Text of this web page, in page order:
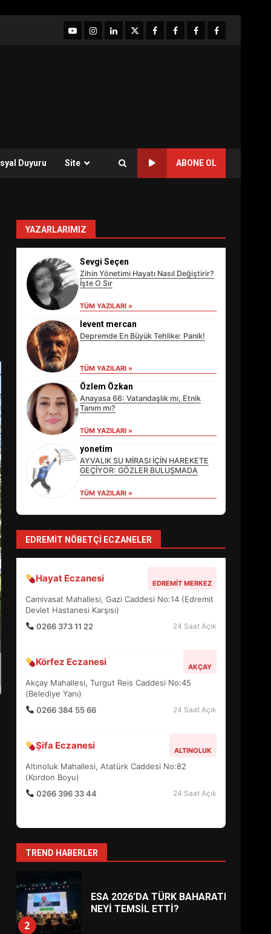
YouTubeInstagram
LinkedIntwitterfacebook-Facebook-
Facebook-Facebook-
Duyuru Site ABONE OL
YAZARLARIMIZ
Sevgi Seçen
Zihin Yönetimi Hayatı Nasıl Değiştirir?
İşte O Sır
TÜM YAZILARI »
levent mercan
Depremde En Büyük Tehlike: Panik!
TÜM YAZILARI »
Özlem Özkan
Anayasa 66: Vatandaşlık mı, Etnik
Tanım mı?
TÜM YAZILARI »
yonetim
AYVALIK SU MİRASI İÇİN HAREKETE
GEÇİYOR: GÖZLER BULUŞMADA
TÜM YAZILARI »
EDREMIT NÖBETÇI ECZANELER
Hayat Eczanesi EDREMIT MERKEZ
Camivasat Mahallesi, Gazi Caddesi No:14 (Edremit
Devlet Hastanesi Karşısı)
0266 373 11 22
24 Saat Açık
Körfez Eczanesi AKÇAY
Akçay Mahallesi, Turgut Reis Caddesi No:45
(Belediye Yanı)
0266 384 55 66
24 Saat Açık
Şifa Eczanesi ALTINOLUK
Altınoluk Mahallesi, Atatürk Caddesi No:82
(Kordon Boyu)
0266 396 33 44
24 Saat Açık
TREND HABERLER
EİB’DE KRİTİK ATAMA:
SÜRDÜRÜLEBİLİRLİKTE NE
DEĞİŞECEK?
4
BAŞARDI?
5
BALIKESİR MÜZELERİNDE
SÜRE UZATILDI: NE DEĞİŞTİ?
6
BURHANİYE SATRANÇ
DEĞİŞTİRİYOR?
7
BURHANİYE
BELEDİYESPOR’DA YENİ
YÖNETİM NASIL ŞEKİLLENDİ?
1
HAREKETE GEÇİYOR: GÖZLER
2
ESA 2026’DA TÜRK BAHARATI
NEYİ TEMSİL ETTİ?